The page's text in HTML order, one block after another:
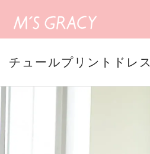
チュールプリントドレス